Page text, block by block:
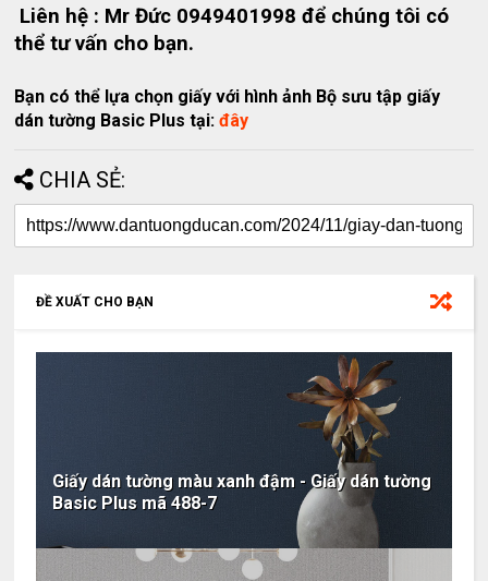
Liên hệ : Mr Đức 0949401998 để chúng tôi có
thể tư vấn cho bạn.
Bạn có thể lựa chọn giấy với hình ảnh Bộ sưu tập giấy
dán tường Basic Plus tại:đây
CHIA SẺ:
ĐỀ XUẤT CHO BẠN
Giấy dán tường màu xanh đậm - Giấy dán tường
Basic Plus mã 488-7